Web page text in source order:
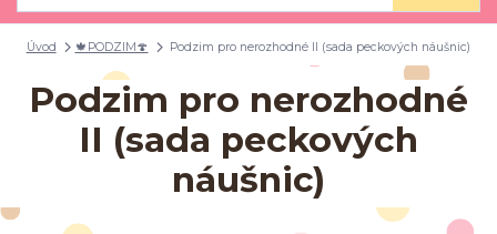
Úvod 🍁PODZIM🍄 Podzim pro nerozhodné II (sada peckových náušnic)
Podzim pro nerozhodné
II (sada peckových
náušnic)